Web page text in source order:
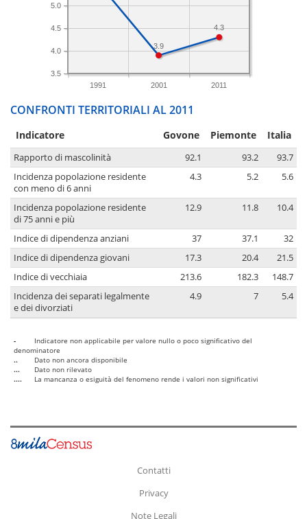
1991 2001 2011
3.5
4.0
4.5
5.0
4.3
3.9
CONFRONTI TERRITORIALI AL 2011
Indicatore Govone Piemonte Italia
Rapporto di mascolinità 92.1 93.2
93.7
Incidenza popolazione residente
con meno di 6 anni
4.3 5.2 5.6
Incidenza popolazione residente
di 75 anni e più
12.9 11.8 10.4
Indice di dipendenza anziani 37 37.1
32
Indice di dipendenza giovani
17.3 20.4
21.5
Indice di vecchiaia
213.6 182.3
148.7
Incidenza dei separati legalmente
e dei divorziati
4.9 7 5.4
-
Indicatore non applicabile per valore nullo o poco significativo del
denominatore
..
Dato non ancora disponibile
...
Dato non rilevato
....
La mancanza o esiguità del fenomeno rende i valori non significativi
Contatti
Privacy
Note Legali